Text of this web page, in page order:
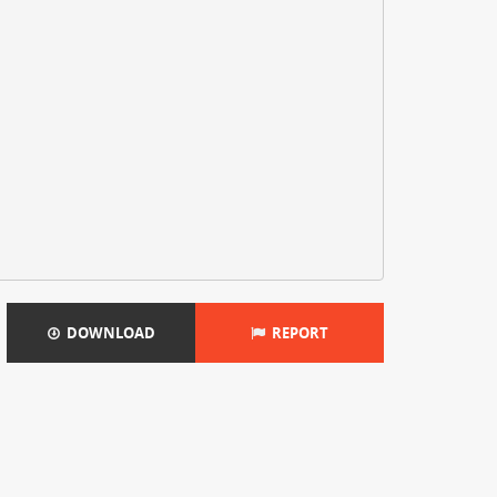
DOWNLOAD REPORT